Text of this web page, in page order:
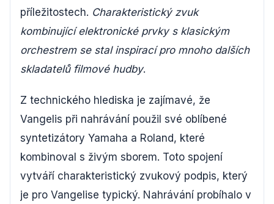
příležitostech. Charakteristický zvuk
kombinující elektronické prvky s klasickým
orchestrem se stal inspirací pro mnoho dalších
skladatelů filmové hudby.
Z technického hlediska je zajímavé, že
Vangelis při nahrávání použil své oblíbené
syntetizátory Yamaha a Roland, které
kombinoval s živým sborem. Toto spojení
vytváří charakteristický zvukový podpis, který
je pro Vangelise typický. Nahrávání probíhalo v